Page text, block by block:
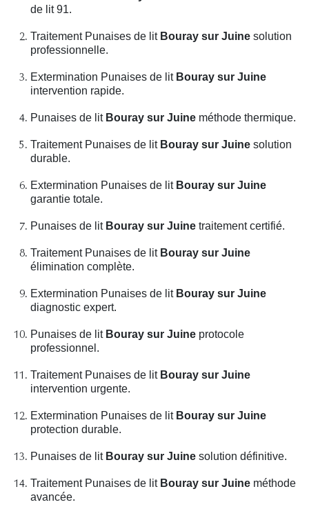
de lit 91.
Traitement Punaises de lit Bouray sur Juine solution
professionnelle.
Extermination Punaises de lit Bouray sur Juine
intervention rapide.
Punaises de lit Bouray sur Juine méthode thermique.
Traitement Punaises de lit Bouray sur Juine solution
durable.
Extermination Punaises de lit Bouray sur Juine
garantie totale.
Punaises de lit Bouray sur Juine traitement certifié.
Traitement Punaises de lit Bouray sur Juine
élimination complète.
Extermination Punaises de lit Bouray sur Juine
diagnostic expert.
Punaises de lit Bouray sur Juine protocole
professionnel.
Traitement Punaises de lit Bouray sur Juine
intervention urgente.
Extermination Punaises de lit Bouray sur Juine
protection durable.
Punaises de lit Bouray sur Juine solution définitive.
Traitement Punaises de lit Bouray sur Juine méthode
avancée.